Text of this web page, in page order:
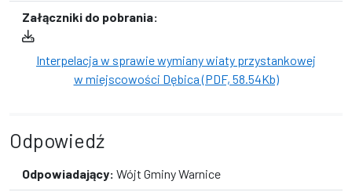
Załączniki do pobrania:
Interpelacja w sprawie wymiany wiaty przystankowej
w miejscowości Dębica (PDF, 58.54Kb)
Odpowiedź
Odpowiadający: Wójt Gminy Warnice